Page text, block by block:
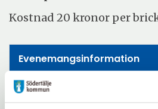
Kostnad 20 kronor per
Evenemangsinformation
Mötesplatsen Bergvik
torsdag 7 augusti 2025 -